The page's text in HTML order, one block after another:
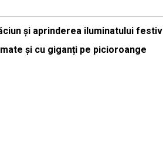
și aprinderea iluminatului festiv
și cu giganți pe picioroange